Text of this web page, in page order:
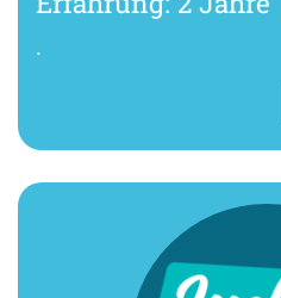
.